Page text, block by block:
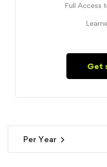
Full Access
Get
Per Year